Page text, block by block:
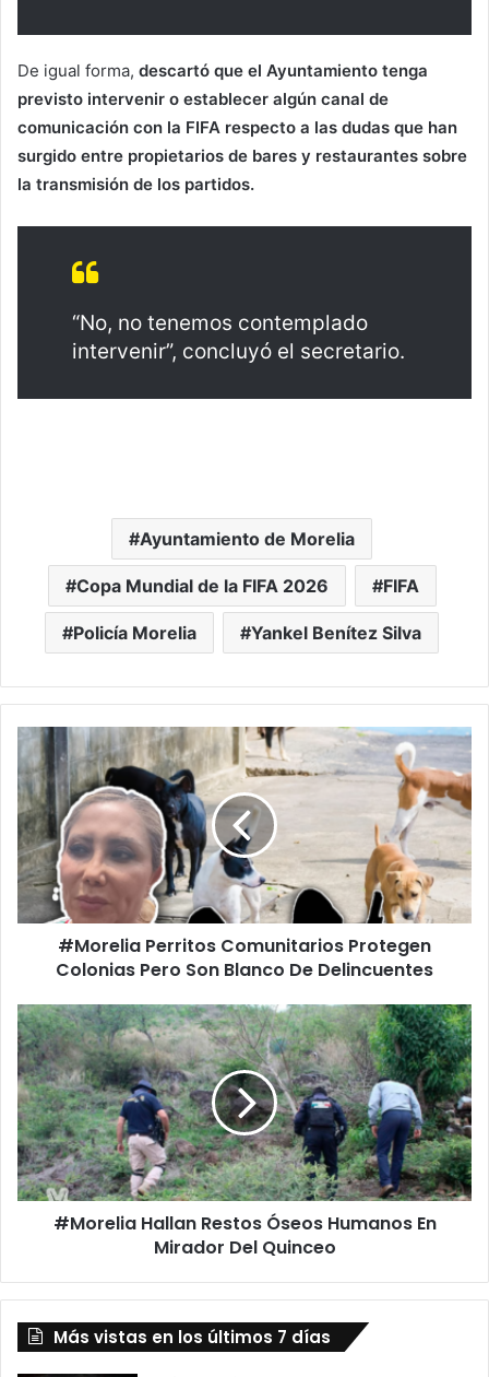
De igual forma, descartó que el Ayuntamiento tenga
previsto intervenir o establecer algún canal de
comunicación con la FIFA respecto a las dudas que han
surgido entre propietarios de bares y restaurantes sobre
la transmisión de los partidos.
“No, no tenemos contemplado
intervenir”, concluyó el secretario.
Ayuntamiento de Morelia
Copa Mundial de la FIFA 2026 FIFA
Policía Morelia Yankel Benítez Silva
#Morelia
Perritos
Comunitarios
Protegen
Colonias
Pero
Son
Blanco
De
Delincuentes
#Morelia Perritos Comunitarios Protegen
Colonias Pero Son Blanco De Delincuentes
#Morelia
Hallan
Restos
Óseos
Humanos
En
Mirador
Del
Quinceo
#Morelia Hallan Restos Óseos Humanos En
Mirador Del Quinceo
Más vistas en los últimos 7 días